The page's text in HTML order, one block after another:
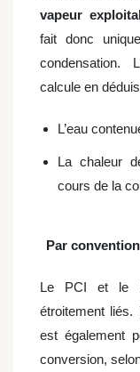
vapeur
fait donc
condensation.
calcule en
L’eau
La chaleur
cours de la
Par
Le PCI et le
étroitement liés.
est également
conversion,